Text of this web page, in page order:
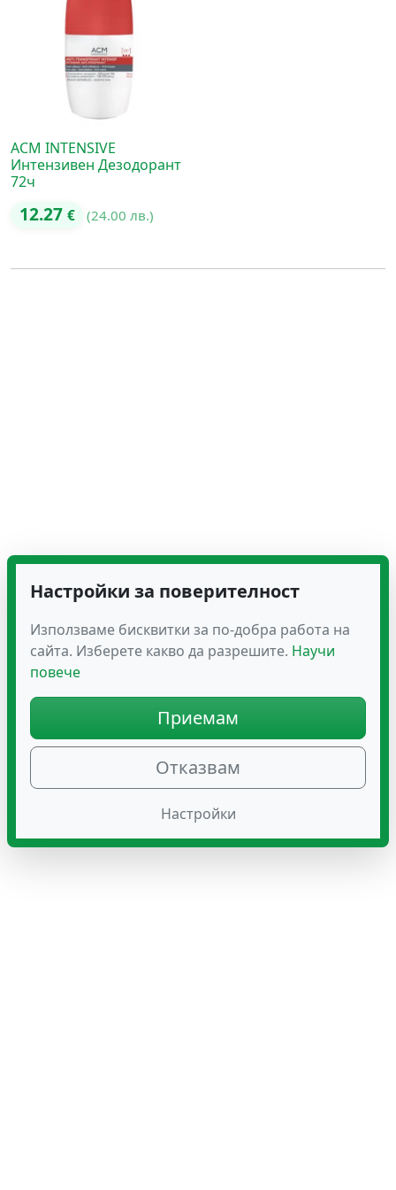
ACM INTENSIVE
Интензивен Дезодорант
72ч
12.27 € (24.00 лв.)
Настройки за поверителност
Използваме бисквитки за по-добра работа на
сайта. Изберете какво да разрешите. Научи
повече
Приемам
Отказвам
Настройки